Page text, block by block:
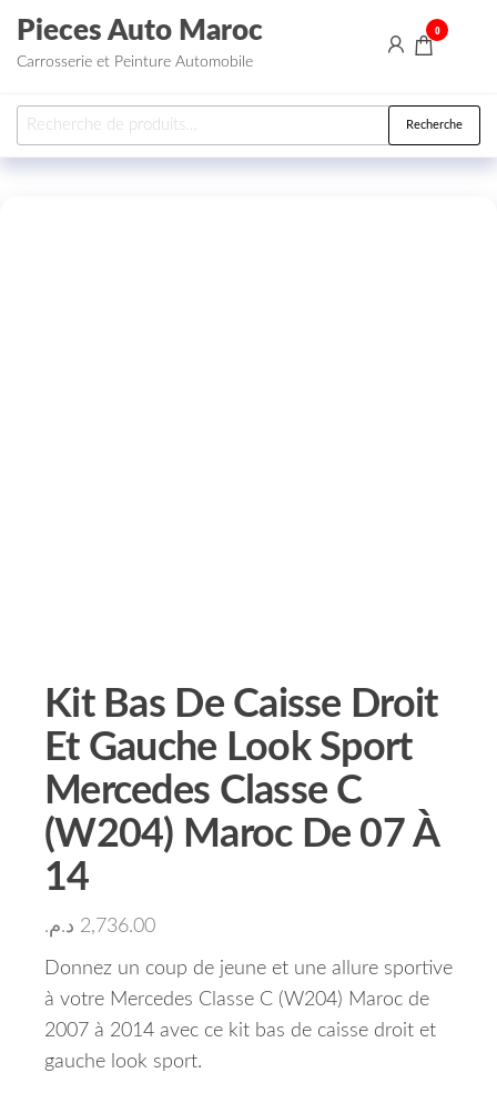
Aller au contenu
Pieces Auto Maroc
Carrosserie et Peinture Automobile
0
Recherche pour : Recherche
Kit Bas De Caisse Droit
Et Gauche Look Sport
Mercedes Classe C
(W204) Maroc De 07 À
14
2,736.00 د.م.
Donnez un coup de jeune et une allure sportive
à votre Mercedes Classe C (W204) Maroc de
2007 à 2014 avec ce kit bas de caisse droit et
gauche look sport.